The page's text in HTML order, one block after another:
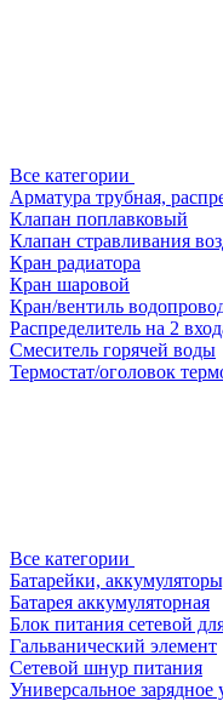
Все категории
Арматура трубная,
Клапан поплавковый
Клапан стравливания
Кран радиатора
Кран шаровой
Кран/вентиль
Распределитель на 2
Смеситель горячей воды
Термостат/оголовок
Все категории
Батарейки,
Батарея аккумуляторная
Блок питания сетевой
Гальванический элемент
Сетевой шнур питания
Универсальное зарядное